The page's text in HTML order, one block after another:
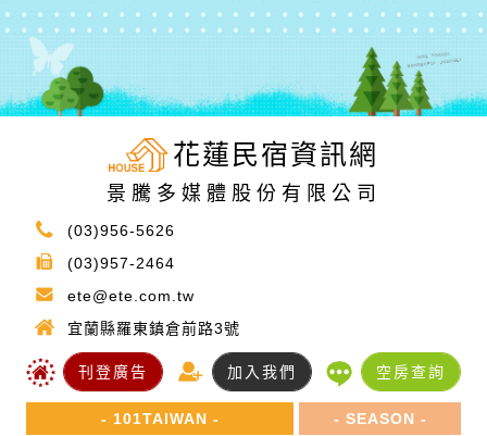
花蓮民宿資訊網
景騰多媒體股份有限公司
(03)956-5626
(03)957-2464
ete@ete.com.tw
宜蘭縣羅東鎮倉前路3號
刊登廣告 加入我們 空房查詢
- 101TAIWAN - - SEASON -